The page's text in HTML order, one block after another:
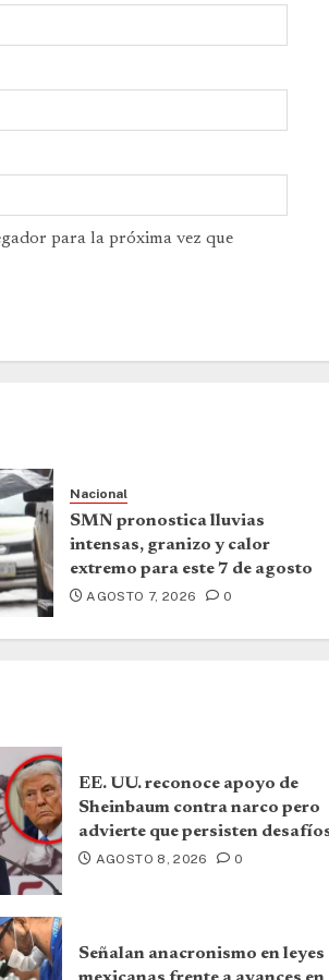
para la próxima vez que
Nacional
SMN pronostica lluvias
intensas, granizo y calor
extremo para este 7 de agosto
AGOSTO 7, 2026 0
EE. UU. reconoce apoyo de
Sheinbaum contra narco pero
advierte que persisten
AGOSTO 8, 2026 0
Señalan anacronismo en leyes